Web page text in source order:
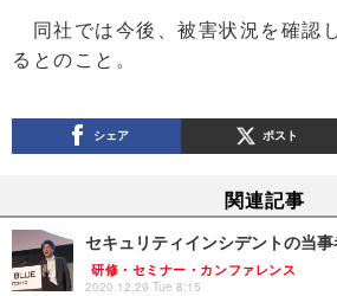
同社では今後、被害状況を確認
るとのこと。
シェア ポスト
関連記事
セキュリティインシデントの当
研修・セミナー・カンファレンス
2020.12.29 Tue 8:15